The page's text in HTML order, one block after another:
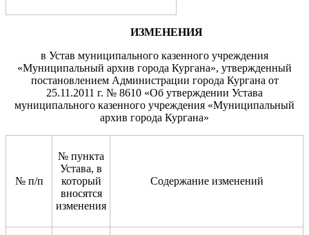
ИЗМЕНЕНИЯ
в Устав муниципального казенного учреждения
«Муниципальный архив города Кургана», утвержденный
постановлением Администрации города Кургана от
25.11.2011 г. № 8610 «Об утверждении Устава
муниципального казенного учреждения «Муниципальный
архив города Кургана»
№ п/п
№ пункта
Устава, в
который
вносятся
изменения
Содержание изменений